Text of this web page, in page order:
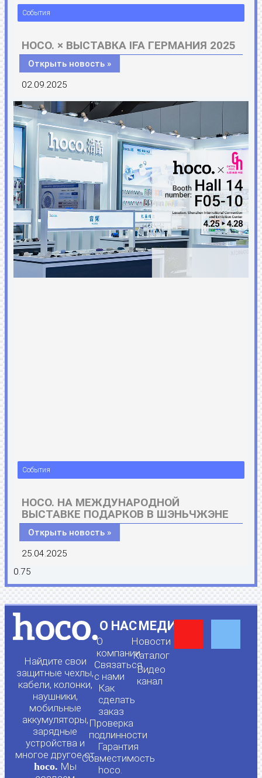
События
HOCO. × ВЫСТАВКА IFA ГЕРМАНИЯ 2025
Открыть новость »
02.09.2025
События
HOCO. НА МЕЖДУНАРОДНОЙ
ВЫСТАВКЕ ПОДАРКОВ В ШЭНЬЧЖЭНЕ
Открыть новость »
25.04.2025
Найдите свои
защитные чехлы,
кабели, колонки,
наушники,
мобильные
аккумуляторы,
зарядные
устройства и
многое другое от
hoco. Мы
О НАС
О
компании
Связаться
с нами
Как
сделать
заказ
Проверка
подлинности
Гарантия
Совместимость
hoco.
МЕДИА
Новости
Каталог
Видео
канал